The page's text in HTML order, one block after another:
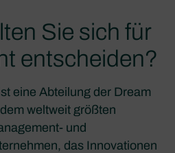
Sie sich für
entscheiden?
eine Abteilung der Dream
weltweit größten
und
das Innovationen